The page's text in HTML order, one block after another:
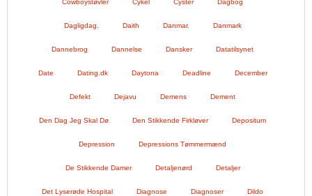
Cowboystøvler Cykel Cyster Dagbog
Dagligdag. Daith Danmar. Danmark
Dannebrog Dannelse Dansker Datatilsynet
Date Dating.dk Daytona Deadline December
Defekt Dejavu Demens Dement
Den Dag Jeg Skal Dø Den Stikkende Firkløver Depositum
Depression Depressions Tømmermænd
De Stikkende Damer Detaljenørd Detaljer
Det Lyserøde Hospital Diagnose Diagnoser Dildo